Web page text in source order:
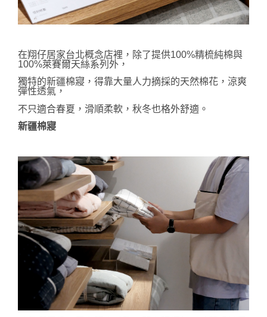
在翔仔居家台北概念店裡，除了提供100%精梳純棉與
100%萊賽爾天絲系列外，
獨特的新疆棉寢，得靠大量人力摘採的天然棉花， 涼爽
彈性透氣，
不只適合春夏，滑順柔軟，秋冬也格外舒適。
新疆棉寢